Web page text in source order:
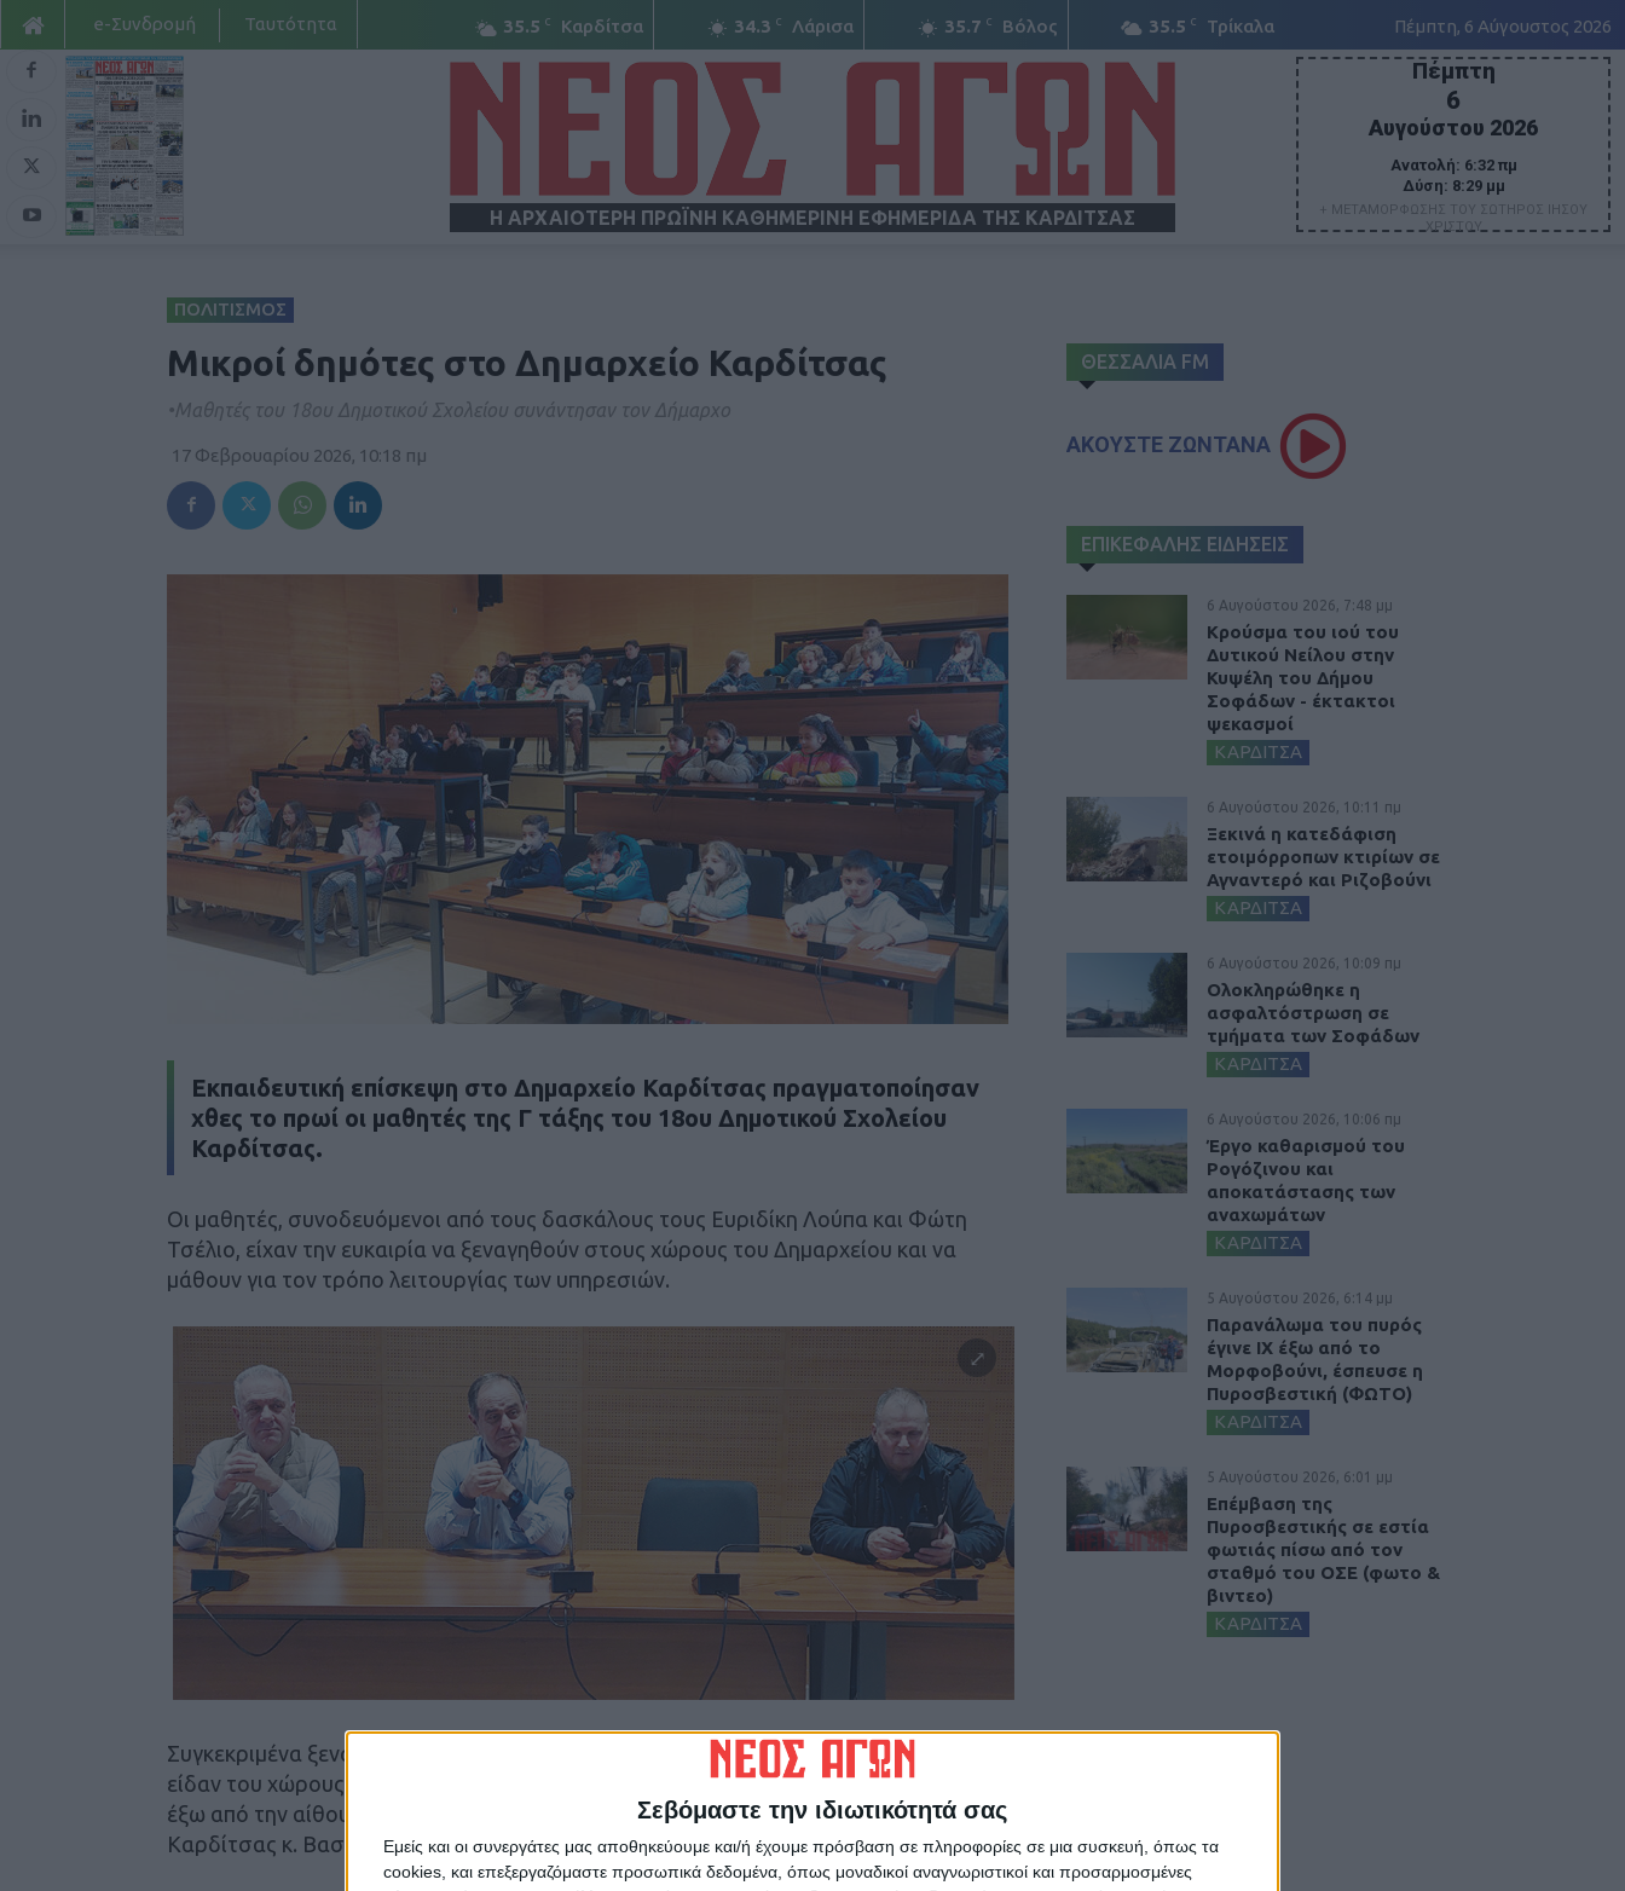
Σεβόμαστε την ιδιωτικότητά σας
Εμείς και οι συνεργάτες μας αποθηκεύουμε και/ή έχουμε πρόσβαση σε πληροφορίες σε μια συσκευή, όπως τα
cookies, και επεξεργαζόμαστε προσωπικά δεδομένα, όπως μοναδικοί αναγνωριστικοί και προσαρμοσμένες
35.5 C Καρδίτσα 34.3 C Λάρισα 35.7 C Βόλος 35.5 C Τρίκαλα Πέμπτη, 6 Αύγουστος 2026
e-Συνδρομή Ταυτότητα
Η ΑΡΧΑΙΟΤΕΡΗ ΠΡΩΪΝΗ ΚΑΘΗΜΕΡΙΝΗ ΕΦΗΜΕΡΙΔΑ ΤΗΣ ΚΑΡΔΙΤΣΑΣ
Πέμπτη
6
Αυγούστου 2026
Ανατολή: 6:32 πμ
Δύση: 8:29 μμ
+ ΜΕΤΑΜΟΡΦΩΣΗΣ ΤΟΥ ΣΩΤΗΡΟΣ ΙΗΣΟΥ
ΧΡΙΣΤΟΥ
ΠΟΛΙΤΙΣΜΟΣ
Μικροί δημότες στο Δημαρχείο Καρδίτσας
•Μαθητές του 18ου Δημοτικού Σχολείου συνάντησαν τον Δήμαρχο
17 Φεβρουαρίου 2026, 10:18 πμ
Εκπαιδευτική επίσκεψη στο Δημαρχείο Καρδίτσας πραγματοποίησαν
χθες το πρωί οι μαθητές της Γ τάξης του 18ου Δημοτικού Σχολείου
Καρδίτσας.
Οι μαθητές, συνοδευόμενοι από τους δασκάλους τους Ευριδίκη Λούπα και Φώτη
Τσέλιο, είχαν την ευκαιρία να ξεναγηθούν στους χώρους του Δημαρχείου και να
μάθουν για τον τρόπο λειτουργίας των υπηρεσιών.
Συγκεκριμένα ξεναγήθηκαν από στελέχη των υπηρεσιών του δήμου στο Δημαρχείο,
είδαν του χώρους του, παρατήρησαν τα πορτρέτα των Δημάρχων που εκτίθενται
έξω από την αίθουσα του δημοτικού συμβουλίου και συνάντησαν τον Δήμαρχο
Καρδίτσας κ. Βασίλη Τσιάκο καθώς και τον αντιδήμαρχο κ. Στέφανο Θεολόγη.
ΘΕΣΣΑΛΙΑ FM
ΑΚΟΥΣΤΕ ΖΩΝΤΑΝΑ
ΕΠΙΚΕΦΑΛΗΣ ΕΙΔΗΣΕΙΣ
6 Αυγούστου 2026, 7:48 μμ
Κρούσμα του ιού του
Δυτικού Νείλου στην
Κυψέλη του Δήμου
Σοφάδων - έκτακτοι
ψεκασμοί
ΚΑΡΔΙΤΣΑ
6 Αυγούστου 2026, 10:11 πμ
Ξεκινά η κατεδάφιση
ετοιμόρροπων κτιρίων σε
Αγναντερό και Ριζοβούνι
ΚΑΡΔΙΤΣΑ
6 Αυγούστου 2026, 10:09 πμ
Ολοκληρώθηκε η
ασφαλτόστρωση σε
τμήματα των Σοφάδων
ΚΑΡΔΙΤΣΑ
6 Αυγούστου 2026, 10:06 πμ
Έργο καθαρισμού του
Ρογόζινου και
αποκατάστασης των
αναχωμάτων
ΚΑΡΔΙΤΣΑ
5 Αυγούστου 2026, 6:14 μμ
Παρανάλωμα του πυρός
έγινε ΙΧ έξω από το
Μορφοβούνι, έσπευσε η
Πυροσβεστική (ΦΩΤΟ)
ΚΑΡΔΙΤΣΑ
5 Αυγούστου 2026, 6:01 μμ
Επέμβαση της
Πυροσβεστικής σε εστία
φωτιάς πίσω από τον
σταθμό του ΟΣΕ (φωτο &
βιντεο)
ΚΑΡΔΙΤΣΑ